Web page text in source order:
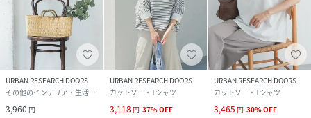
URBAN RESEARCH DOORS
その他のインテリア・生活雑貨
3,960 円
URBAN RESEARCH DOORS
カットソー・Tシャツ
3,118 円 37%OFF
URBAN RESEARCH DOORS
カットソー・Tシャツ
3,465 円 30%OFF